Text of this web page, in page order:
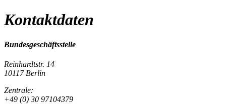
Kontaktdaten
Bundesgeschäftsstelle
Reinhardtstr. 14
10117 Berlin
Zentrale:
+49 (0) 30 97104379